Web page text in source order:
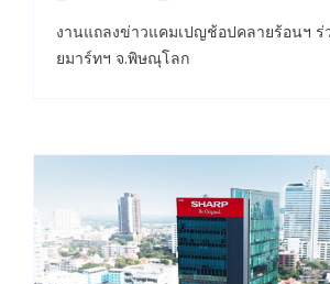
งานแถลงข่าวแคมเปญช้อปคลายร้อนฯ ร่
ยมาร์ทฯ จ.พิษณุโลก